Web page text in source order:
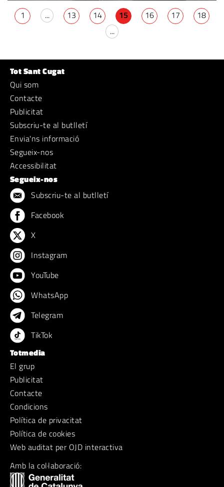
1 ... 13 14 15 16 17
18
...
Tot Sant Cugat
Qui som
Contacte
Publicitat
Subscriu-te al butlletí
Envia'ns informació
Segueix-nos
Accessibilitat
Segueix-nos
Subscriu-te al butlletí
Facebook
X
Instagram
YouTube
WhatsApp
Telegram
TikTok
Totmedia
El grup
Publicitat
Contacte
Condicions
Política de privacitat
Política de cookies
Web auditat per OJD interactiva
Amb la col·laboració: